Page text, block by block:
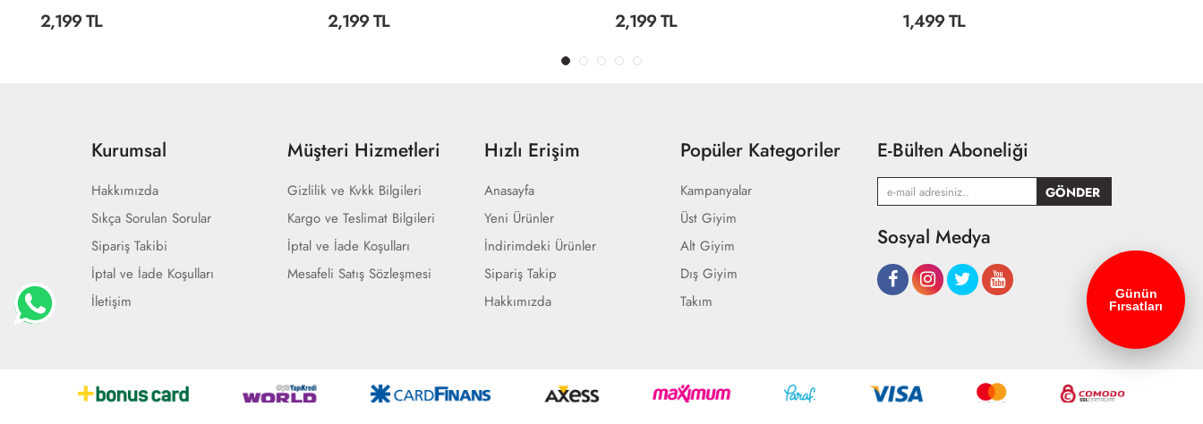
2,199 TL 2,199 TL 2,199 TL 1,499 TL
Kurumsal
Hakkımızda
Sıkça Sorulan Sorular
Sipariş Takibi
İptal ve İade Koşulları
İletişim
Müşteri Hizmetleri
Gizlilik ve Kvkk Bilgileri
Kargo ve Teslimat Bilgileri
İptal ve İade Koşulları
Mesafeli Satış Sözleşmesi
Hızlı Erişim
Anasayfa
Yeni Ürünler
İndirimdeki Ürünler
Sipariş Takip
Hakkımızda
Popüler Kategoriler
Kampanyalar
Üst Giyim
Alt Giyim
Dış Giyim
Takım
E-Bülten Aboneliği
Sosyal Medya
Günün
Fırsatları